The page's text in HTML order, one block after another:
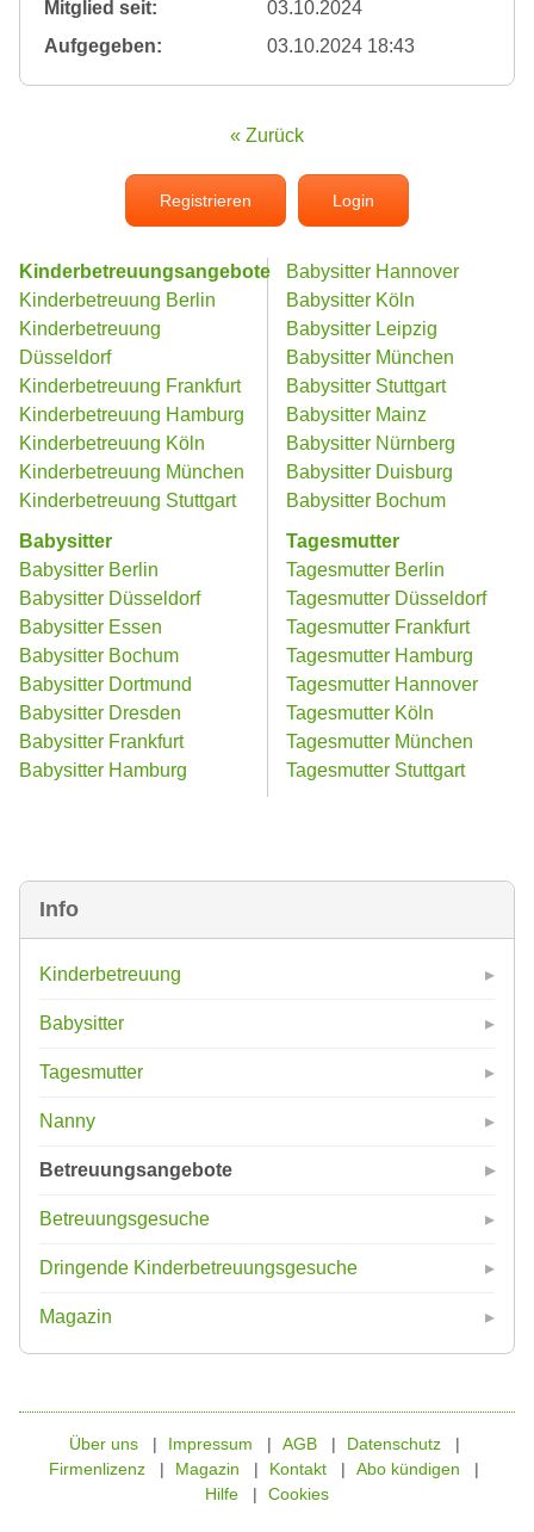
Info
Kinderbetreuung
Babysitter
Tagesmutter
Nanny
Betreuungsangebote
Betreuungsgesuche
Dringende Kinderbetreuungsgesuche
Magazin
Mitglied seit:
03.10.2024
Aufgegeben:
03.10.2024 18:43
« Zurück
Registrieren Login
Kinderbetreuungsangebote
Kinderbetreuung Berlin
Kinderbetreuung
Düsseldorf
Kinderbetreuung Frankfurt
Kinderbetreuung Hamburg
Kinderbetreuung Köln
Kinderbetreuung München
Kinderbetreuung Stuttgart
Babysitter
Babysitter Berlin
Babysitter Düsseldorf
Babysitter Essen
Babysitter Bochum
Babysitter Dortmund
Babysitter Dresden
Babysitter Frankfurt
Babysitter Hamburg
Babysitter Hannover
Babysitter Köln
Babysitter Leipzig
Babysitter München
Babysitter Stuttgart
Babysitter Mainz
Babysitter Nürnberg
Babysitter Duisburg
Babysitter Bochum
Tagesmutter
Tagesmutter Berlin
Tagesmutter Düsseldorf
Tagesmutter Frankfurt
Tagesmutter Hamburg
Tagesmutter Hannover
Tagesmutter Köln
Tagesmutter München
Tagesmutter Stuttgart
Über uns Impressum AGB
Datenschutz
Firmenlizenz
Magazin Kontakt
Abo kündigen
Hilfe
Cookies